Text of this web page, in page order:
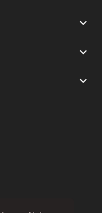


